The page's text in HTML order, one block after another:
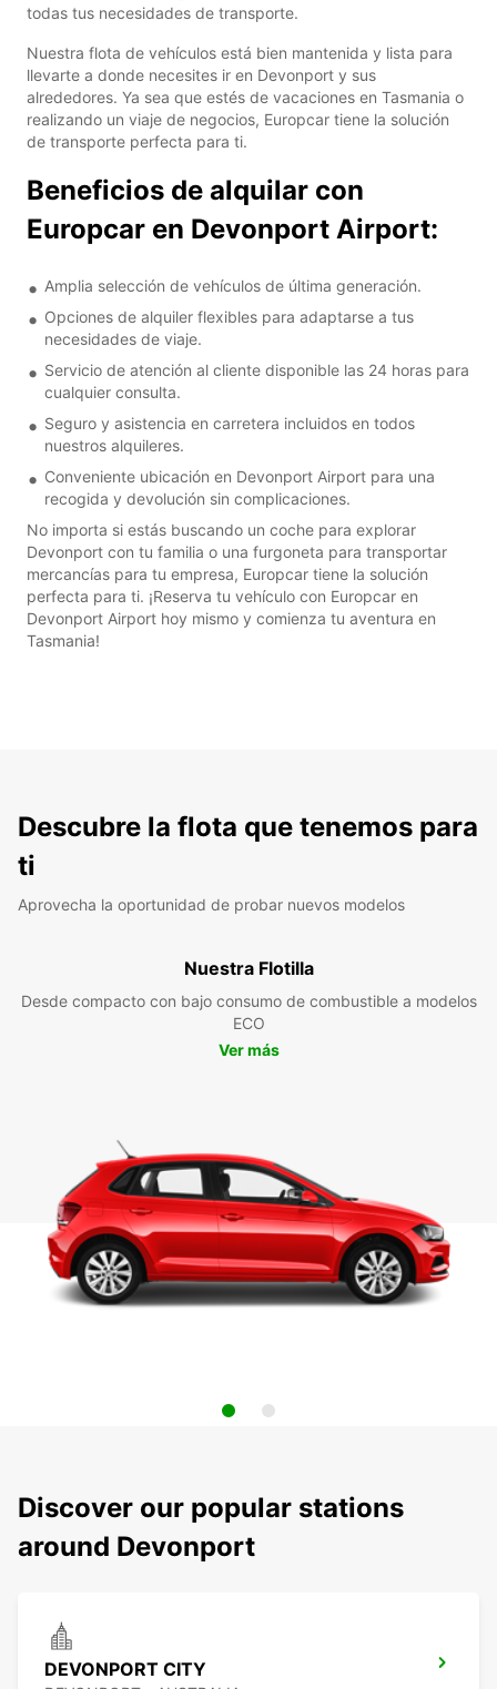
todas tus necesidades de transporte.
Nuestra flota de vehículos está bien mantenida y lista para
llevarte a donde necesites ir en Devonport y sus
alrededores. Ya sea que estés de vacaciones en Tasmania o
realizando un viaje de negocios, Europcar tiene la solución
de transporte perfecta para ti.
Beneficios de alquilar con
Europcar en Devonport Airport:
Amplia selección de vehículos de última generación.
Opciones de alquiler flexibles para adaptarse a tus
necesidades de viaje.
Servicio de atención al cliente disponible las 24 horas para
cualquier consulta.
Seguro y asistencia en carretera incluidos en todos
nuestros alquileres.
Conveniente ubicación en Devonport Airport para una
recogida y devolución sin complicaciones.
No importa si estás buscando un coche para explorar
Devonport con tu familia o una furgoneta para transportar
mercancías para tu empresa, Europcar tiene la solución
perfecta para ti. ¡Reserva tu vehículo con Europcar en
Devonport Airport hoy mismo y comienza tu aventura en
Tasmania!
Descubre la flota que tenemos para
ti
Aprovecha la oportunidad de probar nuevos modelos
Nuestra Flotilla
Desde compacto con bajo consumo de combustible a modelos
ECO
Ver más
Discover our popular stations
around Devonport
DEVONPORT CITY